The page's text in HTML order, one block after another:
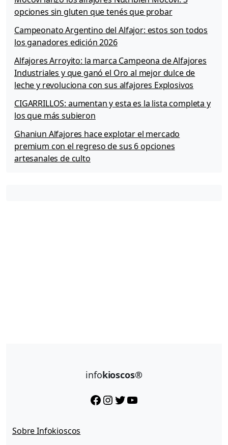
opciones sin gluten que tenés que probar
Campeonato Argentino del Alfajor: estos son todos
los ganadores edición 2026
Alfajores Arroyito: la marca Campeona de Alfajores
Industriales y que ganó el Oro al mejor dulce de
leche y revoluciona con sus alfajores Explosivos
CIGARRILLOS: aumentan y esta es la lista completa y
los que más subieron
Ghaniun Alfajores hace explotar el mercado
premium con el regreso de sus 6 opciones
artesanales de culto
infokioscos®
Facebook InstagramTwitter YouTube
Sobre Infokioscos